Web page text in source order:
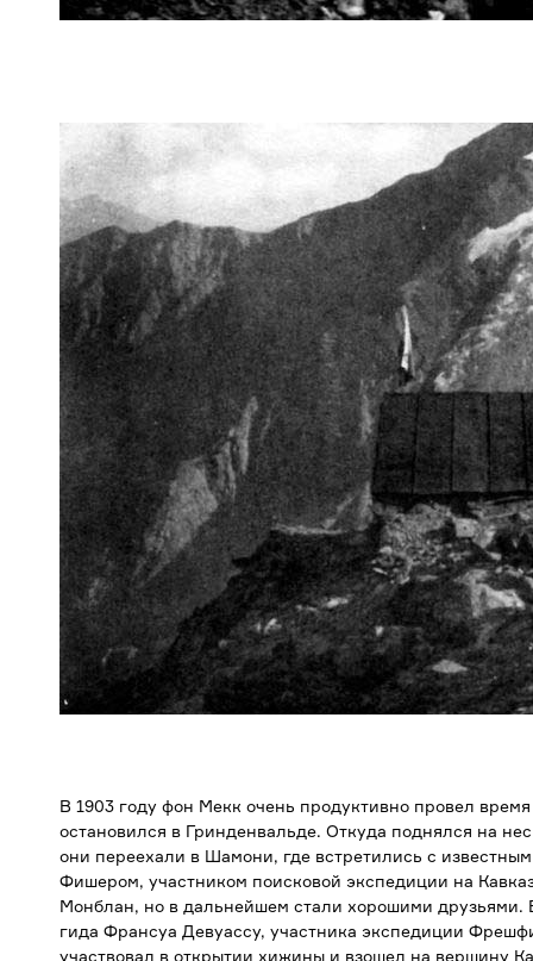
В 1903 году фон Мекк очень продуктивно провел
остановился в Гринденвальде. Откуда поднялся на
они переехали в Шамони, где встретились с
Фишером, участником поисковой экспедиции на
Монблан, но в дальнейшем стали хорошими
гида Франсуа Девуассу, участника экспедиции
участвовал в открытии хижины и взошел на вершину